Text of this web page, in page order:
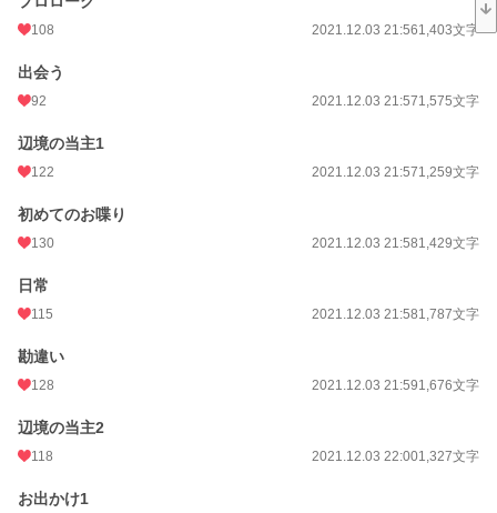
24h.ポイント
文字数
更新日時
初回公開日時 2021.12.03 21:56
初回完結日時
週間ポイント 301 pt (19,946 位)
年間ポイント
108 2021.12.03 21:561,403文字
出会う
92 2021.12.03 21:571,575文字
辺境の当主1
122 2021.12.03 21:571,259文字
初めてのお喋り
130 2021.12.03 21:581,429文字
日常
115 2021.12.03 21:581,787文字
勘違い
128 2021.12.03 21:591,676文字
辺境の当主2
118 2021.12.03 22:001,327文字
お出かけ1